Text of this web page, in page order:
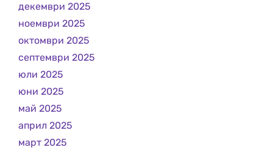
декември 2025
ноември 2025
октомври 2025
септември 2025
юли 2025
юни 2025
май 2025
април 2025
март 2025